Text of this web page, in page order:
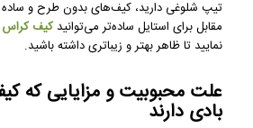
تیپ شلوغی دارید، کیف‌های بدون طرح و
مقابل برای استایل ساده‌تر می‌توانیدکیف کراس
نمایید تا ظاهر بهتر و زیباتری داشته باشید.
علت محبوبیت و مزایایی که
بادی دارند